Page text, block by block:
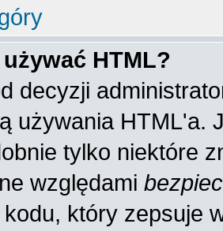
HTML?
decyzji
używania HTML'a.
tylko niektóre
względami
który zepsuje